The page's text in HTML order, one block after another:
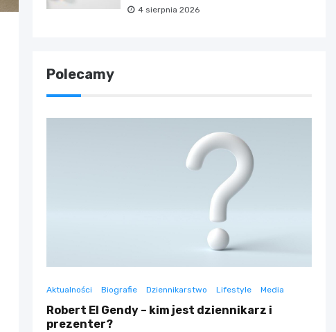
4 sierpnia 2026
Polecamy
Aktualności Biografie Dziennikarstwo Lifestyle Media
Robert El Gendy – kim jest dziennikarz i
prezenter?